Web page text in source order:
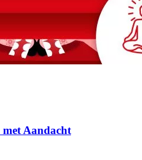
Aandacht